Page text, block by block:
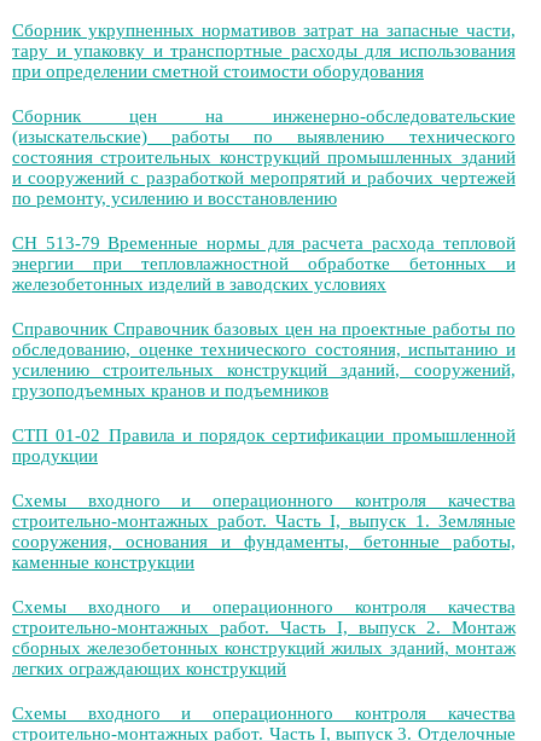
Сборник укрупненных нормативов затрат на запасные части,
тару и упаковку и транспортные расходы для использования
при определении сметной стоимости оборудования
Сборник цен на инженерно-обследовательские
(изыскательские) работы по выявлению технического
состояния строительных конструкций промышленных зданий
и сооружений с разработкой меропрятий и рабочих чертежей
по ремонту, усилению и восстановлению
СН 513-79 Временные нормы для расчета расхода тепловой
энергии при тепловлажностной обработке бетонных и
железобетонных изделий в заводских условиях
Справочник Справочник базовых цен на проектные работы по
обследованию, оценке технического состояния, испытанию и
усилению строительных конструкций зданий, сооружений,
грузоподъемных кранов и подъемников
СТП 01-02 Правила и порядок сертификации промышленной
продукции
Схемы входного и операционного контроля качества
строительно-монтажных работ. Часть I, выпуск 1. Земляные
сооружения, основания и фундаменты, бетонные работы,
каменные конструкции
Схемы входного и операционного контроля качества
строительно-монтажных работ. Часть I, выпуск 2. Монтаж
сборных железобетонных конструкций жилых зданий, монтаж
легких ограждающих конструкций
Схемы входного и операционного контроля качества
строительно-монтажных работ. Часть I, выпуск 3. Отделочные